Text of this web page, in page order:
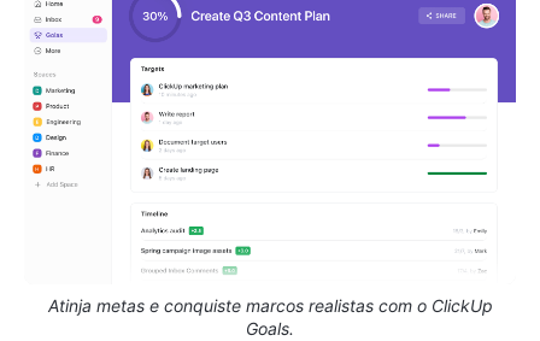
Atinja metas e conquiste marcos realistas com o ClickUp
Goals.